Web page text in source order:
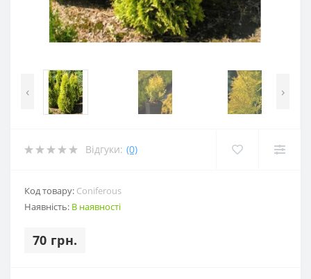
‹ ›
Відгуки: (0)
Код товару: Coniferous
Наявність: В наявності
70 грн.